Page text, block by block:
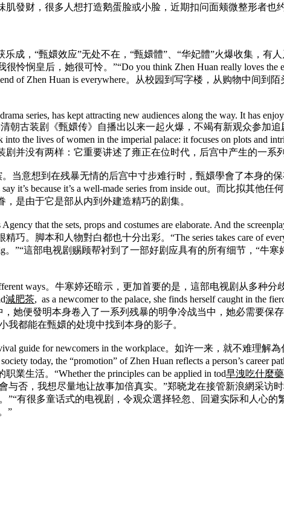
發财，很多人想打造鹅蛋脸或小脸，近期扣问面颊微整形者也
成，“甄嬛效应”无处不在，“甄嬛體”、“华妃體”火爆收集，有
怜悯皇后，她很可怜。”“Do you think Zhen Huan really loves the
of Zhen Huan is everywhere。从校园到写字楼，从购物中间
series, has kept attracting new audiences along the way. It has
清朝古装剧《甄嬛传》自播出以来一起火爆，不竭有新观众参加
the lives of women in the imperial palace: it focuses on plots and
剧并没有两样：它重要讲述了雍正在位时代，后宫中产生的一系
意想到在残暴无情的后宫中寸步难行时，甄嬛學會了本身的保
say it’s because it’s a well-made series from inside out。而比拟其
是由于它是部从内到外建造精巧的剧集。
that the sets, props and costumes are elaborate. And the
脚本和人物對白都也十分出彩。“The series takes care of every
big。”“這部电视剧赐顾帮衬到了一部好剧应具有的所有细节，“牛
ways。牛寒婷还暗示，更加首要的是，這部电视剧从多种
減肥茶, as a newcomer to the palace, she finds herself caught in the
她便發明本身卷入了一系列残暴的明争冷战当中，她必需要保存
我都能在甄嬛的处境中找到本身的影子。
guide for newcomers in the workplace。如许一来，就不难理
today, the “promotion” of Zhen Huan reflects a person’s career
生活。“Whether the principles can be applied in tod早洩吃什麼藥
与否，我想尽量地让故事加倍真实。”郑晓龙在接管新浪網采访时
。”“有很多童话式的电视剧，令观众選择轻忽、回避实际和人心的
”